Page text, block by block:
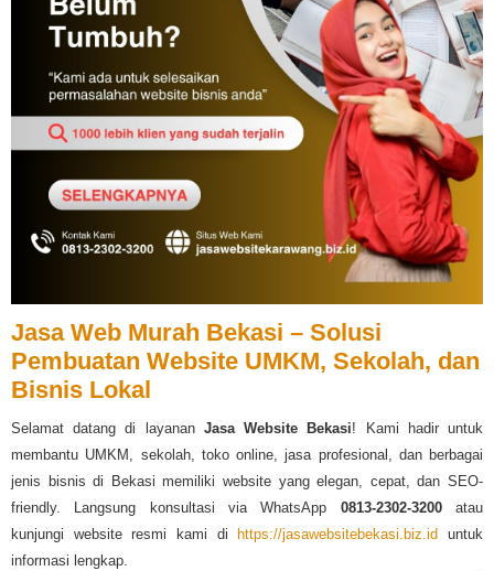
Jasa Web Murah Bekasi – Solusi
Pembuatan Website UMKM, Sekolah, dan
Bisnis Lokal
Selamat datang di layanan Jasa Website Bekasi! Kami hadir untuk
membantu UMKM, sekolah, toko online, jasa profesional, dan berbagai
jenis bisnis di Bekasi memiliki website yang elegan, cepat, dan SEO-
friendly. Langsung konsultasi via WhatsApp 0813-2302-3200atau
kunjungi website resmi kami di
https://jasawebsitebekasi.biz.id untuk
informasi lengkap.